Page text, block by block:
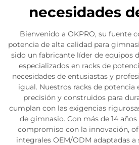
necesidades
Bienvenido a OKPRO, su fuente
potencia de alta calidad para
sido un fabricante líder de equipos
especializados en racks de
necesidades de entusiastas y
igual. Nuestros racks de potencia
precisión y construidos para
cumplan con las exigencias
de gimnasio. Con más de 14
compromiso con la innovación,
integrales OEM/ODM adaptadas a